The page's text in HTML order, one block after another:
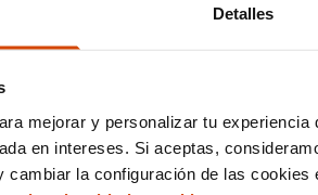
Detalles
mejorar y personalizar tu
en intereses. Si aceptas,
cambiar la configuración de las
condiciones para ofrecerte una
de ocasión
es que este tipo de
disfrutar de un coche
eléctricos baratosde ocasión,
con total tranquilidad.
eficiente y asequible, el